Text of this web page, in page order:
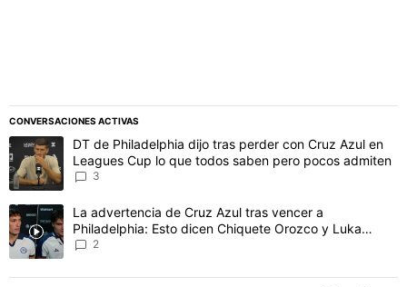
CONVERSACIONES ACTIVAS
Este listado muestra los artículos con más comentarios en los
Un artículo de tendencia con el título "DT de Philadelphia dijo
DT de Philadelphia dijo tras perder con Cruz Azul en
Leagues Cup lo que todos saben pero pocos admiten
3
Un artículo de tendencia con el título "La advertencia de Cruz
La advertencia de Cruz Azul tras vencer a
Philadelphia: Esto dicen Chiquete Orozco y Luka
Romero
2